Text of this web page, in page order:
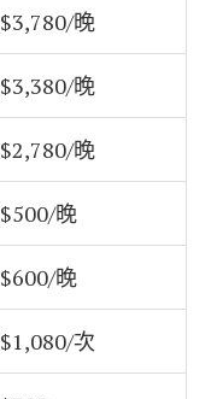
$3,780/晚
$3,380/晚
$2,780/晚
$500/晚
$600/晚
$1,080/次